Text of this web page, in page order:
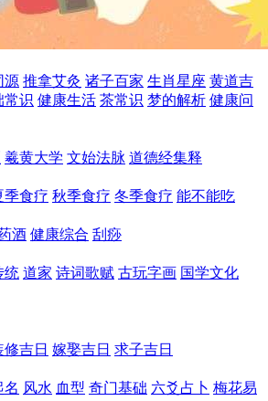
源 推拿艾灸 诸子百家 生肖星座 黄道吉
常识 健康生活 茶常识 梦的解析 健康问
羲黄大学 文始法脉 道德经集释
季食疗 秋季食疗 冬季食疗 能不能吃
酒 健康综合 刮痧
统 道家 诗词歌赋 古玩字画 国学文化
修吉日 嫁娶吉日 求子吉日
名 风水 血型 奇门基础 六爻占卜 梅花易